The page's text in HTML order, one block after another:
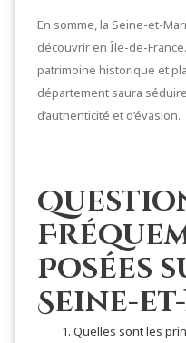
En somme, la Seine-et-
découvrir en Île-de-
patrimoine historique et
département saura
d’authenticité et d’évasion.
Posées
Seine-
Quelles sont les